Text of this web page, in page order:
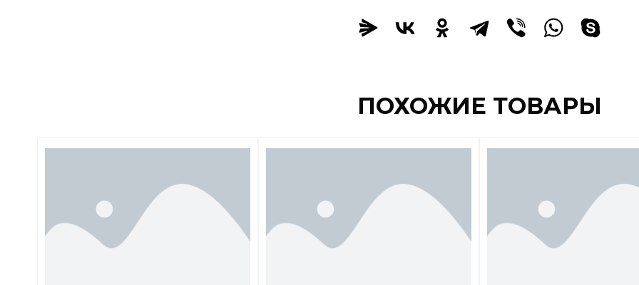
ПОХОЖИЕ ТОВАРЫ
Заказать звонок
Оставить заявку
Заказать